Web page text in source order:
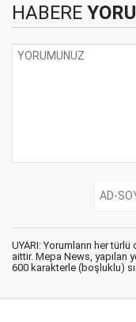
HABERE
UYARI: Yorumların her
aittir. Mepa News, yapılan
600 karakterle (boşluklu)